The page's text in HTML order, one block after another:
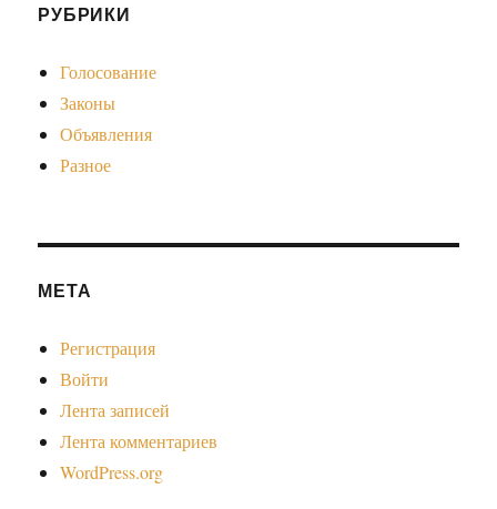
РУБРИКИ
Голосование
Законы
Объявления
Разное
МЕТА
Регистрация
Войти
Лента записей
Лента комментариев
WordPress.org